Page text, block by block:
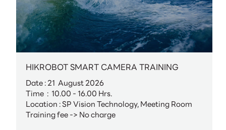
HIKROBOT SMART CAMERA TRAINING
Date : 21 August 2026
Time : 10.00 - 16.00 Hrs.
Location : SP Vision Technology, Meeting Room
Training fee -> No charge